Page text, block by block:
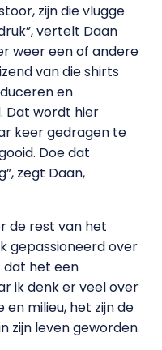
zijn die vlugge
vertelt Daan
weer een of andere
van die shirts
en
Dat wordt hier
keer gedragen te
Doe dat
zegt Daan,
de rest van het
gepassioneerd over
dat het een
ik denk er veel over
en milieu, het zijn de
zijn leven geworden.